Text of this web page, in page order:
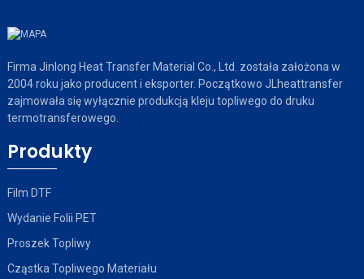
Firma Jinlong Heat Transfer Material Co., Ltd. została założona w
2004 roku jako producent i eksporter. Początkowo JLheattransfer
zajmowała się wyłącznie produkcją kleju topliwego do druku
termotransferowego.
Produkty
Film DTF
Wydanie Folii PET
Proszek Topliwy
Cząstka Topliwego Materiału